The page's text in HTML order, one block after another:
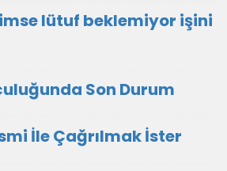
lütuf beklemiyor işini
Son Durum
İle Çağrılmak İster